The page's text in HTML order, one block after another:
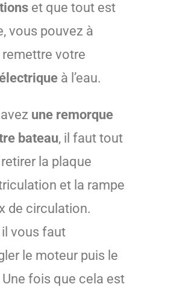
et que tout est
vous pouvez à
votre
à l’eau.
une remorque
bateau, il faut tout
retirer la plaque
et la rampe
de circulation.
vous faut
le moteur puis le
Une fois que cela est